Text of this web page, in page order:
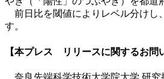
前日比を閾値によりレベル分けし
す。
【本プレス リリースに関するお問
奈良先端科学技術大学院大学 研究